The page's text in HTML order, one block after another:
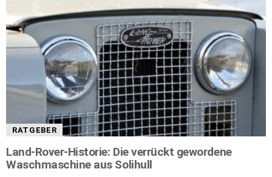
RATGEBER
Land-Rover-Historie: Die verrückt gewordene
Waschmaschine aus Solihull